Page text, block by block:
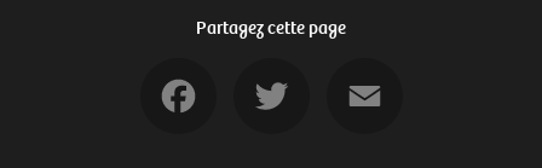
Partagez cette page